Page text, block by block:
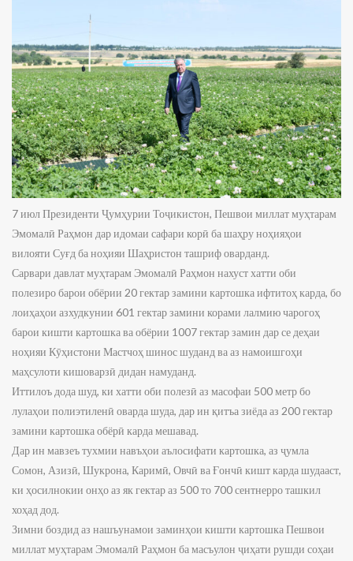
7 июл Президенти Ҷумҳурии Тоҷикистон, Пешвои миллат муҳтарам
Эмомалӣ Раҳмон дар идомаи сафари корӣ ба шаҳру ноҳияҳои
вилояти Суғд ба ноҳияи Шаҳристон ташриф оварданд.
Сарвари давлат муҳтарам Эмомалӣ Раҳмон нахуст хатти оби
полезиро барои обёрии 20 гектар замини картошка ифтитоҳ карда, бо
лоиҳаҳои азхудкунии 601 гектар замини корами лалмию чарогоҳ
барои кишти картошка ва обёрии 1007 гектар замин дар се деҳаи
ноҳияи Кӯҳистони Мастчоҳ шинос шуданд ва аз намоишгоҳи
маҳсулоти кишоварзӣ дидан намуданд.
Иттилоъ дода шуд, ки хатти оби полезӣ аз масофаи 500 метр бо
лулаҳои полиэтиленӣ оварда шуда, дар ин қитъа зиёда аз 200 гектар
замини картошка обёрӣ карда мешавад.
Дар ин мавзеъ тухмии навъҳои аълосифати картошка, аз ҷумла
Сомон, Азизӣ, Шукрона, Каримӣ, Овчӣ ва Ғончӣ кишт карда шудааст,
ки ҳосилнокии онҳо аз як гектар аз 500 то 700 сентнерро ташкил
хоҳад дод.
Зимни боздид аз нашъунамои заминҳои кишти картошка Пешвои
миллат муҳтарам Эмомалӣ Раҳмон ба масъулон ҷиҳати рушди соҳаи